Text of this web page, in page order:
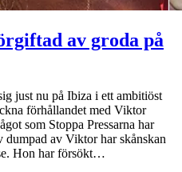
av groda på
just nu på Ibiza i ett ambitiöst
förhållandet med Viktor
som Stoppa Pressarna har
dumpad av Viktor har skånskan
Hon har försökt…